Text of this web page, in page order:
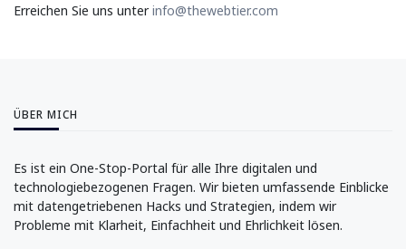
Erreichen Sie uns unterinfo@thewebtier.com
ÜBER MICH
Es ist ein One-Stop-Portal für alle Ihre digitalen und
technologiebezogenen Fragen. Wir bieten umfassende Einblicke
mit datengetriebenen Hacks und Strategien, indem wir
Probleme mit Klarheit, Einfachheit und Ehrlichkeit lösen.